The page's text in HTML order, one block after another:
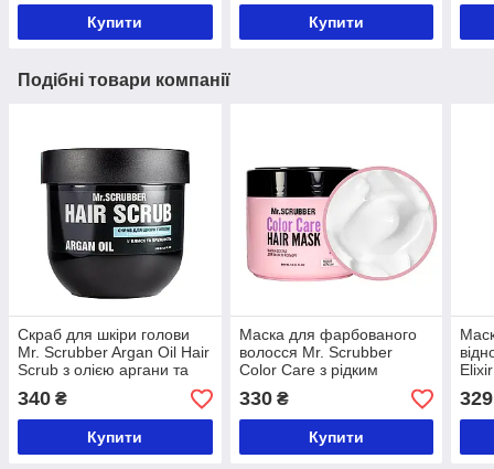
Купити Купити
Подібні товари компанії
Скраб для шкіри голови
Mr. Scrubber Argan Oil Hair
Scrub з олією аргани та
кератином 250 мл
340 ₴
Купити
Маска для фарбованого
волосся Mr. Scrubber
Color Care з рідким
кератином
330₴
Купити
мл
329